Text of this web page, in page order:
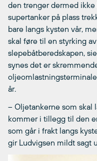
den trenger dermed
supertanker på plass
bare langs kysten vår,
skal føre til en styrking
slepebåtberedskapen,
synes det er
år.
– Oljetankerne som skal
kommer i tillegg til den
som går i frakt langs
gir Ludvigsen mildt sagt